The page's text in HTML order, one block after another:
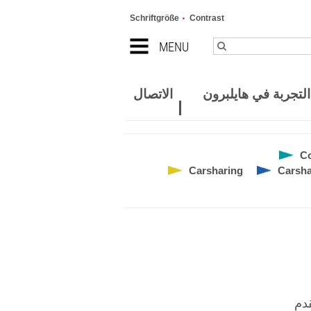
MENU
Schriftgröße Contrast
في هايلبرون الاتصال
Carsharing